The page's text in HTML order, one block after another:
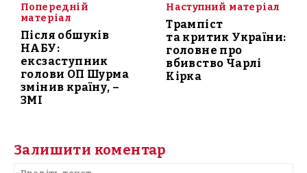
Попередній
матеріал
Після обшуків
НАБУ:
ексзаступник
голови ОП Шурма
змінив країну, –
ЗМІ
Наступний матеріал
Трампіст
та критик України:
головне про
вбивство Чарлі
Кірка
Залишити коментар